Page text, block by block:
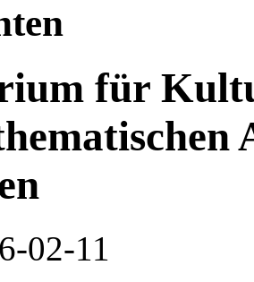
für
02-11